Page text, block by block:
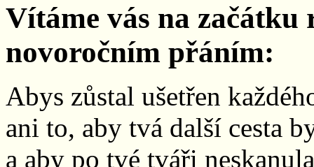
Vítáme vás na
novoročním přáním:
Abys zůstal ušetřen
ani to, aby tvá další cesta
a aby po tvé tváři